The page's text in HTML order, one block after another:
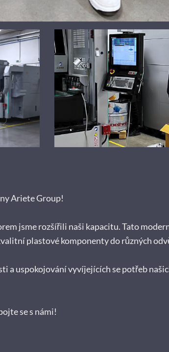
Ariete Group!
jsme rozšířili naši kapacitu. Tato
plastové komponenty do různých
a uspokojování vyvíjejících se potřeb
se s námi!